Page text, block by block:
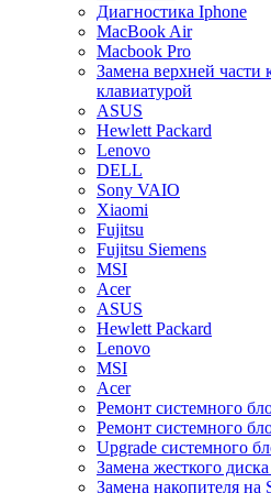
Диагностика Iphone
MacBook Air
Macbook Pro
Замена верхней части
клавиатурой
ASUS
Hewlett Packard
Lenovo
DELL
Sony VAIO
Xiaomi
Fujitsu
Fujitsu Siemens
MSI
Acer
ASUS
Hewlett Packard
Lenovo
MSI
Acer
Ремонт системного
Ремонт системного
Upgrade системного
Замена жесткого
Замена накопителя на